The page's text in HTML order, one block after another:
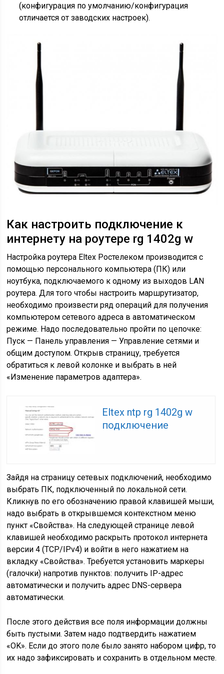
(конфигурация по умолчанию/конфигурация
отличается от заводских настроек).
Как настроить подключение к
интернету на роутере rg 1402g w
Настройка роутера Eltex Ростелеком производится с
помощью персонального компьютера (ПК) или
ноутбука, подключаемого к одному из выходов LAN
роутера. Для того чтобы настроить маршрутизатор,
необходимо произвести ряд операций для получения
компьютером сетевого адреса в автоматическом
режиме. Надо последовательно пройти по цепочке:
Пуск — Панель управления — Управление сетями и
общим доступом. Открыв страницу, требуется
обратиться к левой колонке и выбрать в ней
«Изменение параметров адаптера».
Eltex ntp rg 1402g w
подключение
Зайдя на страницу сетевых подключений, необходимо
выбрать ПК, подключенный по локальной сети.
Кликнув по его обозначению правой клавишей мыши,
надо выбрать в открывшемся контекстном меню
пункт «Свойства». На следующей странице левой
клавишей необходимо раскрыть протокол интернета
версии 4 (TCP/IPv4) и войти в него нажатием на
вкладку «Свойства». Требуется установить маркеры
(галочки) напротив пунктов: получить IP-адрес
автоматически и получить адрес DNS-сервера
автоматически.
После этого действия все поля информации должны
быть пустыми. Затем надо подтвердить нажатием
«OK». Если до этого поле было занято набором цифр, то
их надо зафиксировать и сохранить в отдельном месте.